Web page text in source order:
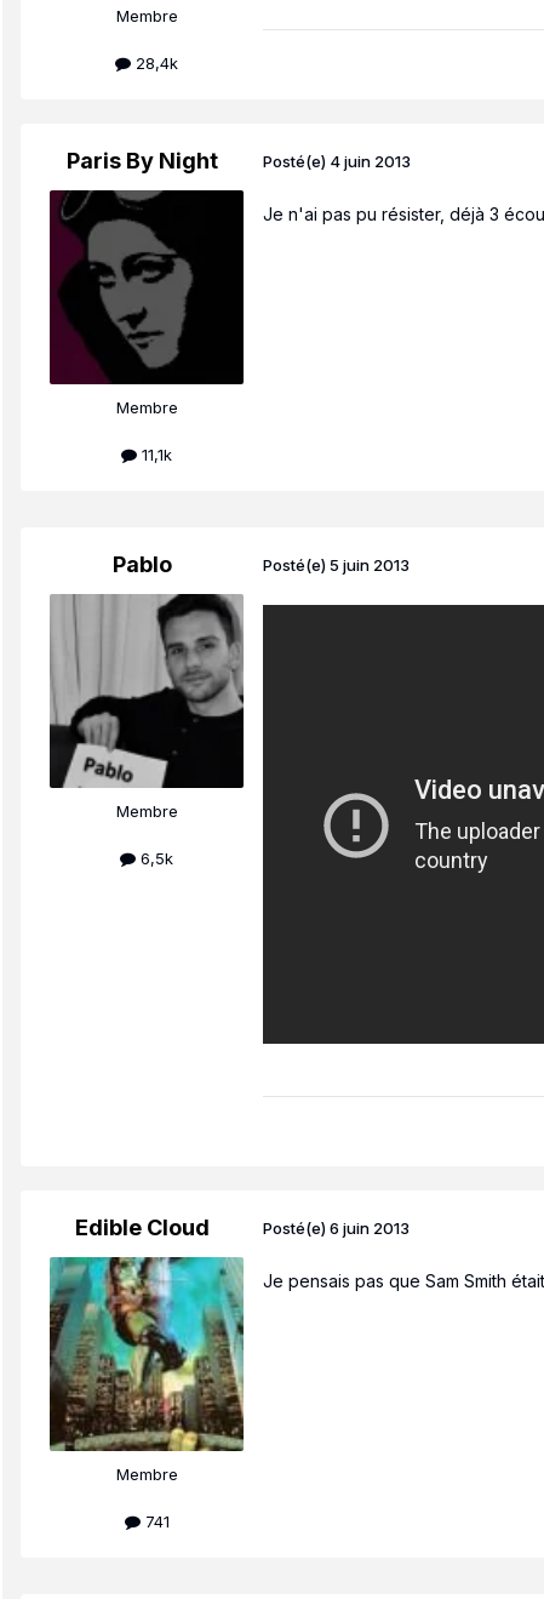
Membre
28,4k
Paris By Night
Membre
11,1k
Posté(e) 4 juin 2013
Je n'ai pas pu résister, déjà 3
Pablo
Membre
6,5k
Posté(e)5 juin 2013
Edible Cloud
Membre
741
Posté(e)6 juin 2013
Je pensais pas que Sam Smith